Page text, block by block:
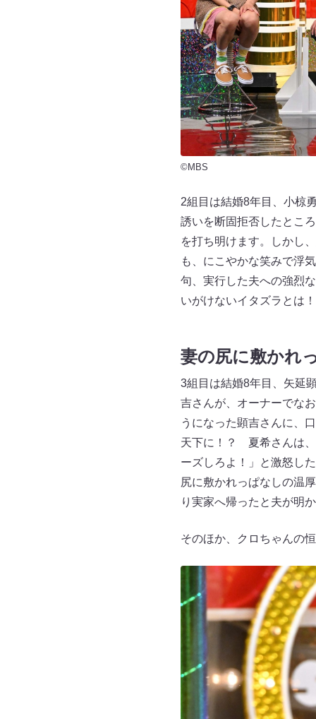
©MBS
2組目は結婚8年目、小椋
誘いを断固拒否したとこ
を打ち明けます。しかし
も、にこやかな笑みで浮
句、実行した夫への強烈
いがけないイタズラとは
妻の尻に敷かれ
3組目は結婚8年目、矢延
吉さんが、オーナーでな
うになった顕吉さんに、
天下に！？ 夏希さんは、
ーズしろよ！」と激怒し
尻に敷かれっぱなしの温
り実家へ帰ったと夫が明
そのほか、クロちゃんの